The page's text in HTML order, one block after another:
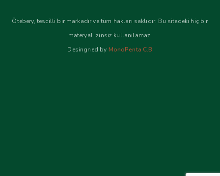
Ötebery, tescilli bir markadır ve tüm hakları saklıdır. Bu sitedeki hiç bir
materyal izinsiz kullanılamaz.
Desingned by MonoPenta C.B